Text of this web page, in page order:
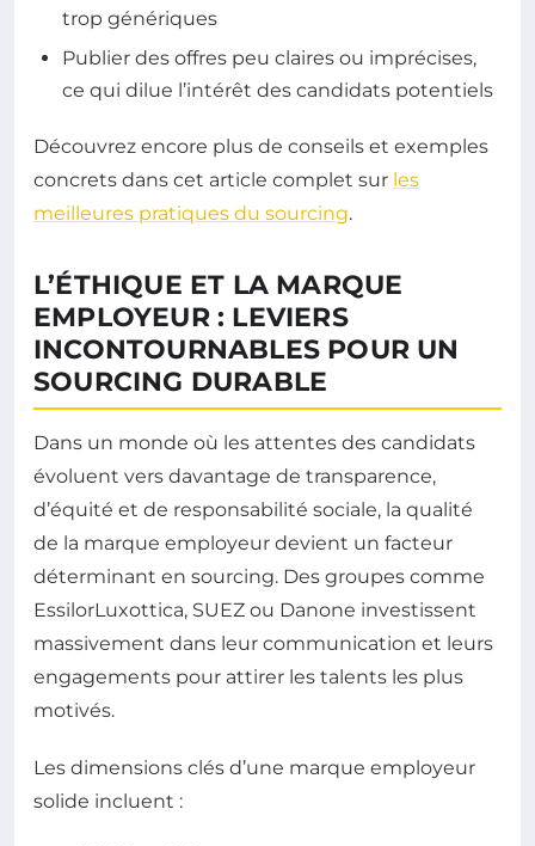
trop génériques
Publier des offres peu claires ou imprécises,
ce qui dilue l’intérêt des candidats potentiels
Découvrez encore plus de conseils et exemples
concrets dans cet article complet sur les
meilleures pratiques du sourcing.
L’ÉTHIQUE ET LA MARQUE
EMPLOYEUR : LEVIERS
INCONTOURNABLES POUR UN
SOURCING DURABLE
Dans un monde où les attentes des candidats
évoluent vers davantage de transparence,
d’équité et de responsabilité sociale, la qualité
de la marque employeur devient un facteur
déterminant en sourcing. Des groupes comme
EssilorLuxottica, SUEZ ou Danone investissent
massivement dans leur communication et leurs
engagements pour attirer les talents les plus
motivés.
Les dimensions clés d’une marque employeur
solide incluent :